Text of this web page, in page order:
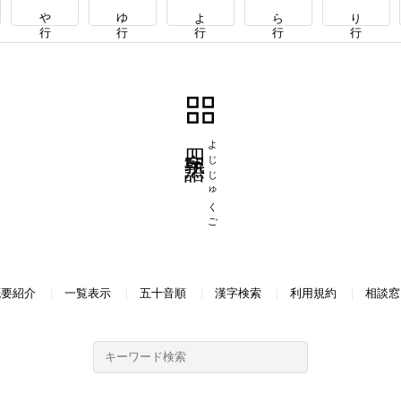
や行 ゆ行 よ行 ら行 り行
よじじゅくご
紹介 一覧表示 五十音順 漢字検索 利用規約 相談窓